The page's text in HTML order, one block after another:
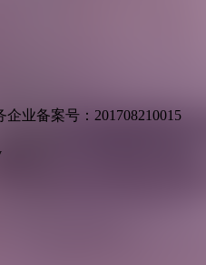
业备案号：201708210015